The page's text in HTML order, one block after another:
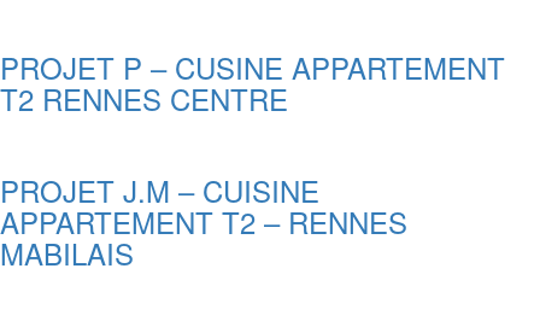
PROJET P – CUSINE APPARTEMENT
T2 RENNES CENTRE
PROJET J.M – CUISINE
APPARTEMENT T2 – RENNES
MABILAIS